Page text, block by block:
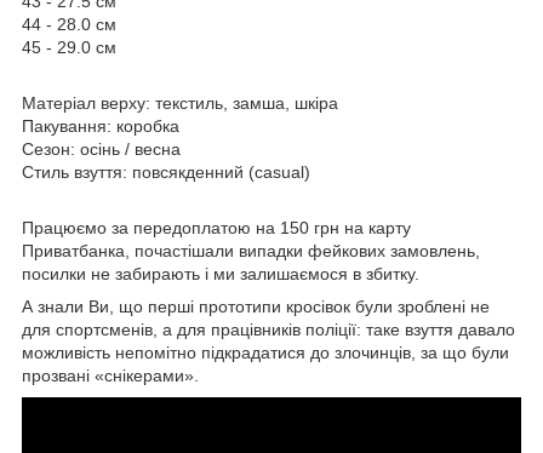
44 - 28.0 см
45 - 29.0 см
Матеріал верху: текстиль, замша, шкіра
Пакування: коробка
Сезон: осінь / весна
Стиль взуття: повсякденний (casual)
Працюємо за передоплатою на 150 грн на карту
Приватбанка, почастішали випадки фейкових замовлень,
посилки не забирають і ми залишаємося в збитку.
А знали Ви, що перші прототипи кросівок були зроблені не
для спортсменів, а для працівників поліції: таке взуття давало
можливість непомітно підкрадатися до злочинців, за що були
прозвані «снікерами».